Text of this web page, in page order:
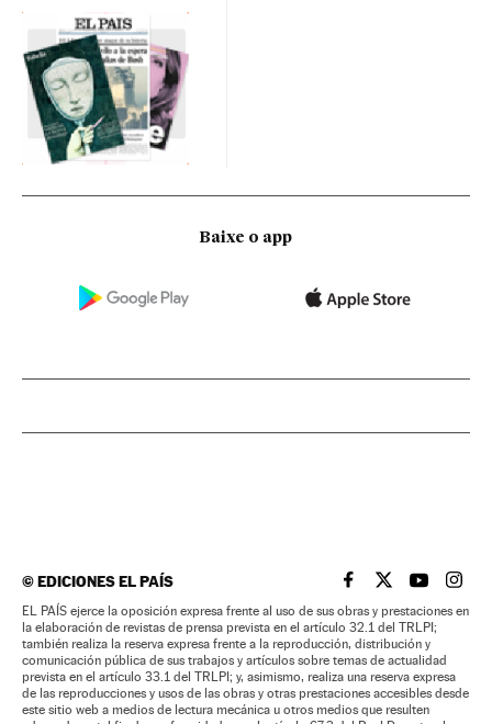
Baixe o app
©EDICIONES EL PAÍS EL PAÍS BRASIL EN
EL PAÍSEL PAÍS
EL
EL PAÍS ejerce la oposición expresa frente al uso de sus obras y prestaciones en
la elaboración de revistas de prensa prevista en el artículo 32.1 del TRLPI;
también realiza la reserva expresa frente a la reproducción, distribución y
comunicación pública de sus trabajos y artículos sobre temas de actualidad
prevista en el artículo 33.1 del TRLPI; y, asimismo, realiza una reserva expresa
de las reproducciones y usos de las obras y otras prestaciones accesibles desde
este sitio web a medios de lectura mecánica u otros medios que resulten